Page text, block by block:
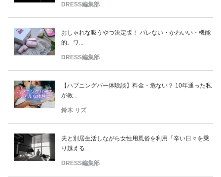
DRESS編集部
おしゃれな吸うやつ決定版！ バレない・かわいい・機能
的。ワ...
DRESS編集部
【ハプニングバー体験談】料金・危ない？ 10年通った私
が教...
鈴木 リズ
夫と別居生活しながら女性用風俗を利用「辛い日々を乗
り越える...
DRESS編集部